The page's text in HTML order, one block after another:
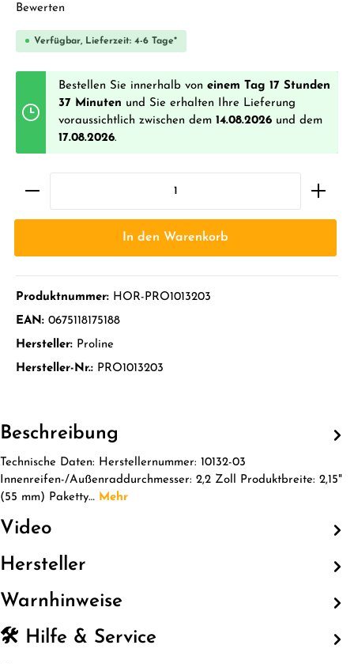
Durchschnittliche Bewertung von 0 von 5 Sternen
Bewerten
Verfügbar, Lieferzeit: 4-6 Tage*
Bestellen Sie innerhalb von einem Tag 17 Stunden
37 Minuten und Sie erhalten Ihre Lieferung
voraussichtlich zwischen dem 14.08.2026 und dem
17.08.2026.
In den Warenkorb
Produktnummer: HOR-PRO1013203
EAN: 0675118175188
Hersteller: Proline
Hersteller-Nr.: PRO1013203
Beschreibung
Technische Daten: Herstellernummer: 10132-03
Innenreifen-/Außenraddurchmesser: 2,2 Zoll Produktbreite: 2,15"
(55 mm) Paketty… Mehr
Video
Hersteller
Warnhinweise
🛠️ Hilfe & Service